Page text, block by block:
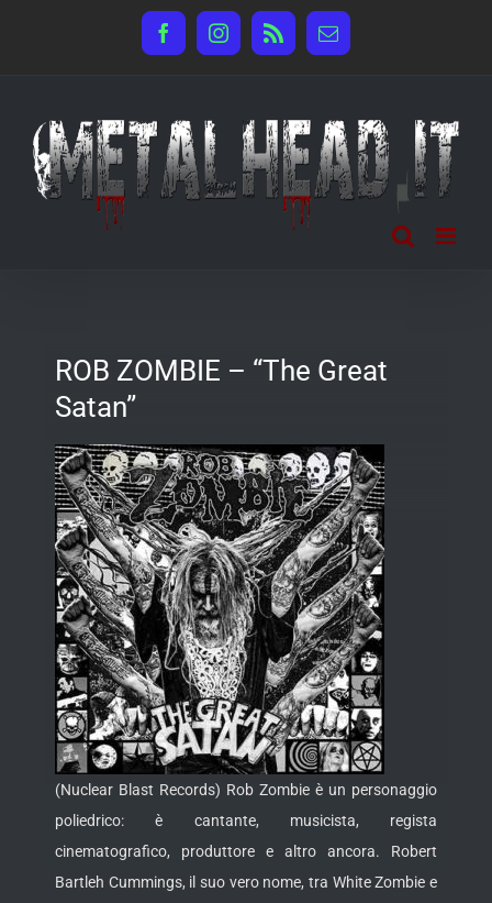
FacebookInstagram
Rss Email
ROB ZOMBIE – “The Great
Satan”
(Nuclear Blast Records) Rob Zombie è un personaggio
poliedrico: è cantante, musicista, regista
cinematografico, produttore e altro ancora. Robert
Bartleh Cummings, il suo vero nome, tra White Zombie e